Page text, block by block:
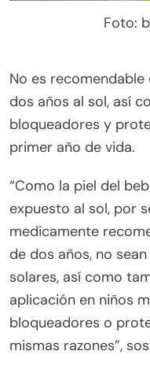
Foto:
No es
dos años al sol, así
bloqueadores y
primer año de vida.
“Como la piel del
expuesto al sol, por
medicamente
de dos años, no
solares, así como
aplicación en niños
bloqueadores o
mismas razones”,